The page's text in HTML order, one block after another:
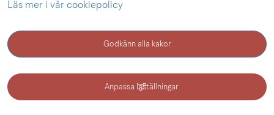
Läs mer i vår cookiepolicy
Godkänn alla kakor
Anpassa inställningar
Kultur i Lidköping - en webbplats inom Lidköping kommun